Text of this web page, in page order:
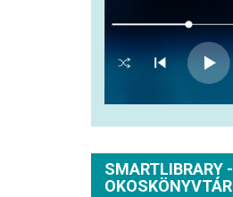
SMARTLIBRARY -
OKOSKÖNYVTÁR